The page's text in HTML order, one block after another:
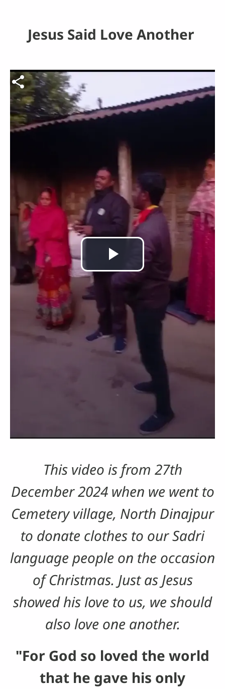
Jesus Said Love Another
वीडियो फाइल
वीडियो
चलाएं
This video is from 27th
December 2024 when we went to
Cemetery village, North Dinajpur
to donate clothes to our Sadri
language people on the occasion
of Christmas. Just as Jesus
showed his love to us, we should
also love one another.
"For God so loved the world
that he gave his only